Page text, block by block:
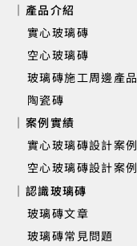
｜產品介紹
實心玻璃磚
​ 空心玻璃磚
玻璃磚施工周邊產品
陶瓷磚
｜案例實績
實心玻璃磚設計案例
空心玻璃磚設計案例
｜認識玻璃磚
玻璃磚文章
玻璃磚常見問題